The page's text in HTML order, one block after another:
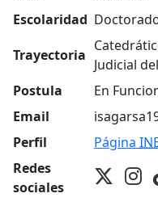
Escolaridad
Trayectoria
Judicial
Postula
En
Email
Perfil
Página
Redes
sociales